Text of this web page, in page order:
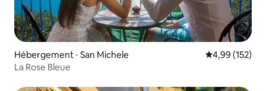
Hébergement ⋅ San Michele Évaluation
4,99 (152)
La Rose Bleue